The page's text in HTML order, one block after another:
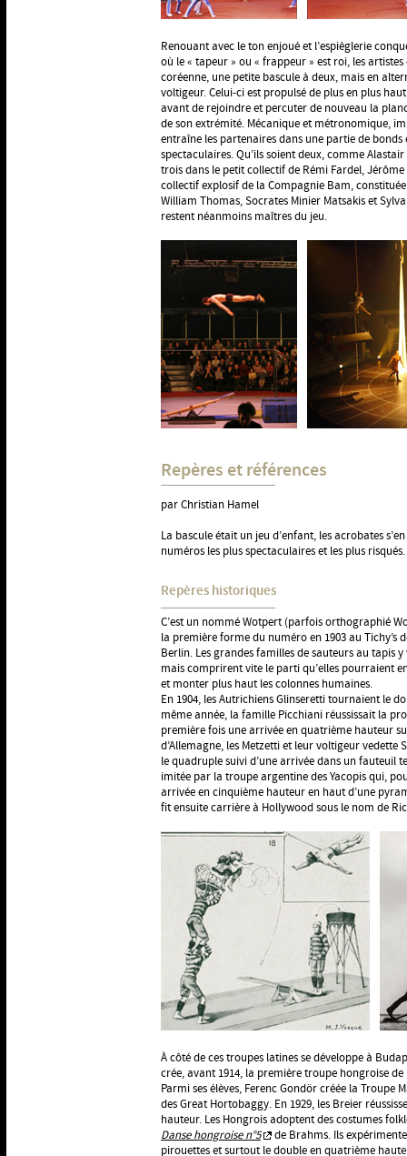
Renouant avec le ton enjoué et l’espièglerie
où le « tapeur » ou « frappeur » est roi, les
coréenne, une petite bascule à deux, mais en
voltigeur. Celui-ci est propulsé de plus en plus
avant de rejoindre et percuter de nouveau la
de son extrémité. Mécanique et métronomique,
entraîne les partenaires dans une partie de
spectaculaires. Qu’ils soient deux, comme
trois dans le petit collectif de Rémi Fardel,
collectif explosif de la Compagnie Bam,
William Thomas, Socrates Minier Matsakis et
restent néanmoins maîtres du jeu.
Repères et références
par Christian Hamel
La bascule était un jeu d’enfant, les acrobates
numéros les plus spectaculaires et les plus risqués.
Repères historiques
C’est un nommé Wotpert (parfois orthographié
la première forme du numéro en 1903 au Tichy’s
Berlin. Les grandes familles de sauteurs au tapis
mais comprirent vite le parti qu’elles pourraient
et monter plus haut les colonnes humaines.
En 1904, les Autrichiens Glinseretti tournaient le
même année, la famille Picchiani réussissait la
première fois une arrivée en quatrième hauteur
d’Allemagne, les Metzetti et leur voltigeur vedette
le quadruple suivi d’une arrivée dans un fauteuil
imitée par la troupe argentine des Yacopis qui,
arrivée en cinquième hauteur en haut d’une
fit ensuite carrière à Hollywood sous le nom de
À côté de ces troupes latines se développe à
crée, avant 1914, la première troupe hongroise
Parmi ses élèves, Ferenc Gondör créée la
des Great Hortobaggy. En 1929, les Breier
hauteur. Les Hongrois adoptent des costumes
Danse hongroise n°5
de Brahms. Ils
pirouettes et surtout le double en quatrième